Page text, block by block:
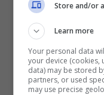
A: piace
Fiorentina
Non solo
Store and/or
Learn more
Your personal data
your device (cookies,
data) may be stored
partners, or used
may use precise